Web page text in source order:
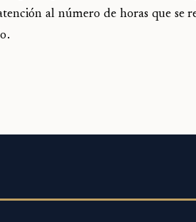
al número de horas que se